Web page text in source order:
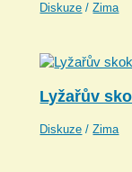
Diskuze /Zima
Lyžařův
Diskuze /Zima